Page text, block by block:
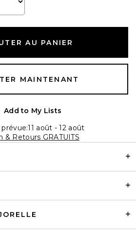
AU PANIER
MAINTENANT
Add to My Lists
prévue:11 août - 12 août
& Retours GRATUITS